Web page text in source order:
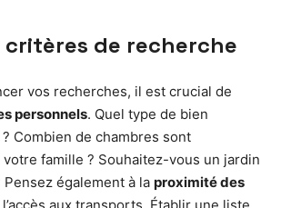
critères de recherche
vos recherches, il est crucial de
personnels. Quel type de bien
Combien de chambres sont
famille ? Souhaitez-vous un jardin
également à la proximité des
aux transports. Établir une liste